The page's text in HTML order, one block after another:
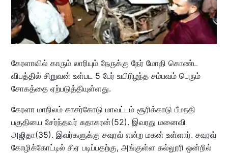
கேரளாவில் காரும் லாரியும் நேருக்கு நேர் மோதி கொண்ட
விபத்தில் சிறுவன் உள்பட 5 பேர் உயிரிழந்த சம்பவம் பெரும்
சோகத்தை ஏற்படுத்தியுள்ளது.
கேரளா மாநிலம் காசர்கோடு மாவட்டம் சூரிக்காடு பீமநதி
பகுதியை சேர்ந்தவர் சுதாகரன்(52). இவரது மனைவி
அஜிதா(35). இவர்களுக்கு சவுரவ் என்ற மகன் உள்ளார். சவுரவ்
கோழிக்கோட்டில் சிஏ படிப்பதற்கு, அங்குள்ள கல்லூரி ஒன்றில்